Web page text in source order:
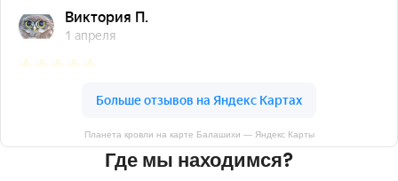
Планета кровли на карте Балашихи — Яндекс Карты
Где мы находимся?